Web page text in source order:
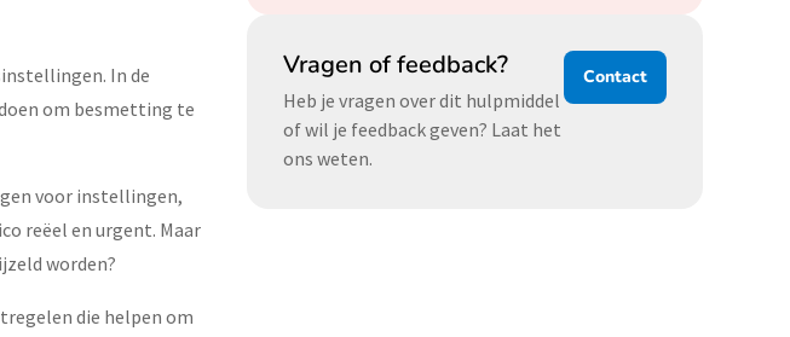
In de
om besmetting te
voor instellingen,
reëel en urgent. Maar
worden?
die helpen om
Vragen of feedback?
Heb je vragen over dit hulpmiddel
of wil je feedback geven? Laat het
ons weten.
Contact